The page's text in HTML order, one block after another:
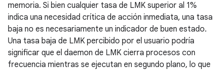
memoria. Si bien cualquier tasa de LMK superior al 1%
indica una necesidad crítica de acción inmediata, una tasa
baja no es necesariamente un indicador de buen estado.
Una tasa baja de LMK percibido por el usuario podría
significar que el daemon de LMK cierra procesos con
frecuencia mientras se ejecutan en segundo plano, lo que